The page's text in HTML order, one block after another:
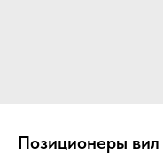
Позиционеры